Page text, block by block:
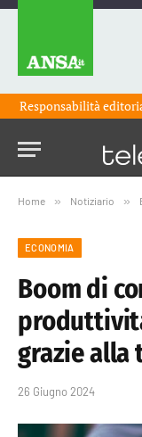
Responsabilità
Home » Notiziario »
ECONOMIA
Boom di
grazie alla
26 Giugno 2024